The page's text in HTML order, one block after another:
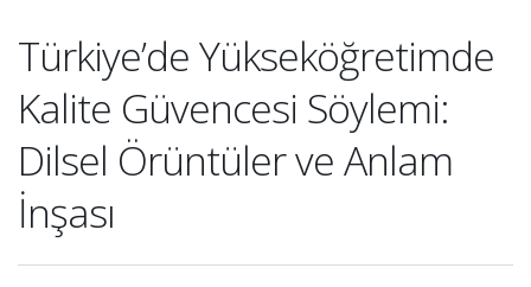
Türkiye’de Yükseköğretimde
Kalite Güvencesi Söylemi:
Dilsel Örüntüler ve Anlam
İnşası